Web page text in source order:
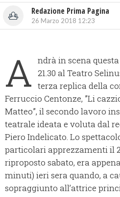
Redazione Prima Pagina
26 Marzo 2018 12:23
A ndrà in scena
21.30 al Teatro
terza replica della
Ferruccio Centonze, ”Li
Matteo”, il secondo lavoro
teatrale ideata e voluta dal
Piero Indelicato. Lo
particolari apprezzamenti il
riproposto sabato, era
minuti) ieri sera quando, a
sopraggiunto all’attrice